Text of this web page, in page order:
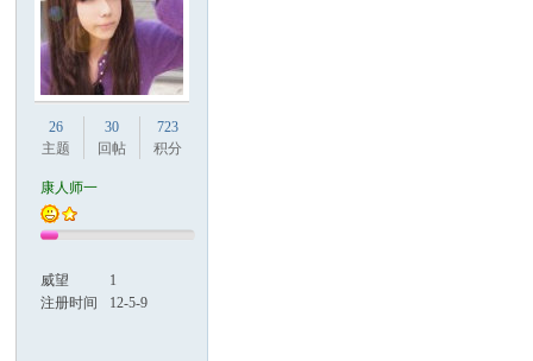
26
主题
30
回帖
723
积分
康人师一
威望
1
注册时间
12-5-9